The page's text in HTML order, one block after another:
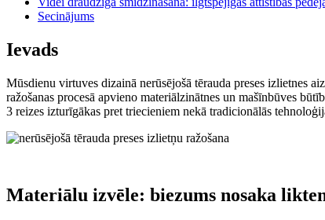
Secinājums
Ievads
Mūsdienu virtuves dizainā nerūsējošā tērauda preses izlietnes
ražošanas procesā apvieno materiālzinātnes un mašīnbūves
3 reizes izturīgākas pret triecieniem nekā tradicionālās
Materiālu izvēle: biezums nosaka